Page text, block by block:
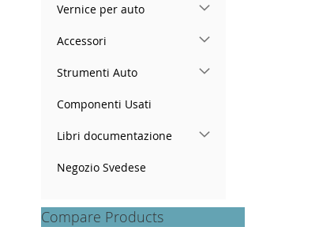
Vernice per auto
Accessori
Strumenti Auto
Componenti Usati
Libri documentazione
Negozio Svedese
Compare Products